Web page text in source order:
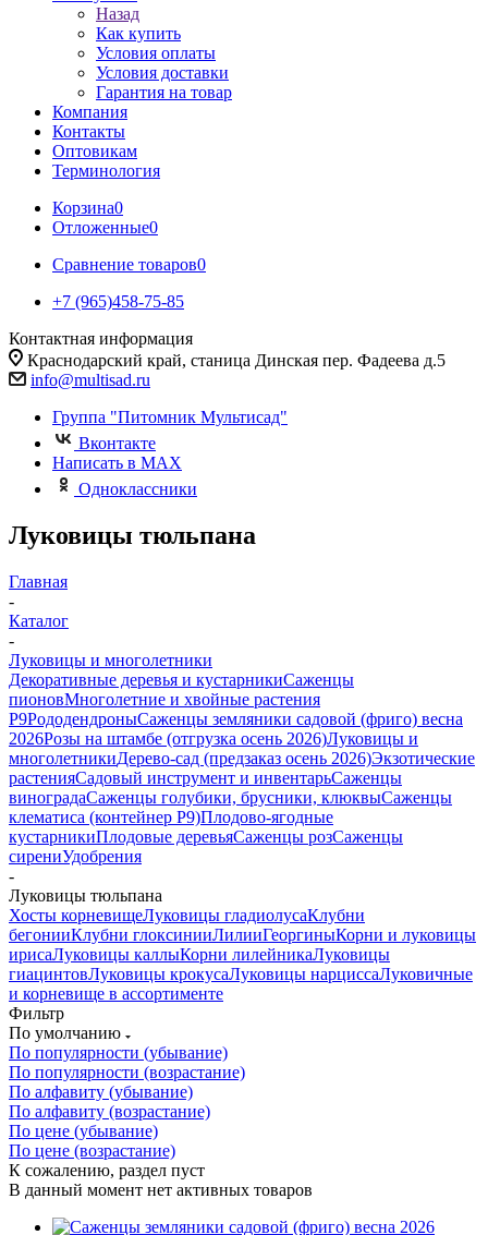
Назад
Как купить
Условия оплаты
Условия доставки
Гарантия на товар
Компания
Контакты
Оптовикам
Терминология
Корзина0
Отложенные0
Сравнение товаров0
+7 (965)458-75-85
Контактная информация
Краснодарский край, станица Динская пер. Фадеева д.5
info@multisad.ru
Группа "Питомник Мультисад"
Вконтакте
Написать в MAX
Одноклассники
Луковицы тюльпана
Главная
-
Каталог
-
Луковицы и многолетники
Декоративные деревья и кустарникиСаженцы
пионовМноголетние и хвойные растения
Р9РододендроныСаженцы земляники садовой (фриго) весна
2026Розы на штамбе (отгрузка осень 2026)Луковицы и
многолетникиДерево-сад (предзаказ осень 2026)Экзотические
растенияСадовый инструмент и инвентарьСаженцы
виноградаСаженцы голубики, брусники, клюквыСаженцы
клематиса (контейнер Р9)Плодово-ягодные
кустарникиПлодовые деревьяСаженцы розСаженцы
сирениУдобрения
-
Луковицы тюльпана
Хосты корневищеЛуковицы гладиолусаКлубни
бегонииКлубни глоксинииЛилииГеоргиныКорни и луковицы
ирисаЛуковицы каллыКорни лилейникаЛуковицы
гиацинтовЛуковицы крокусаЛуковицы нарциссаЛуковичные
и корневище в ассортименте
Фильтр
По умолчанию
По популярности (убывание)
По популярности (возрастание)
По алфавиту (убывание)
По алфавиту (возрастание)
По цене (убывание)
По цене (возрастание)
К сожалению, раздел пуст
В данный момент нет активных товаров